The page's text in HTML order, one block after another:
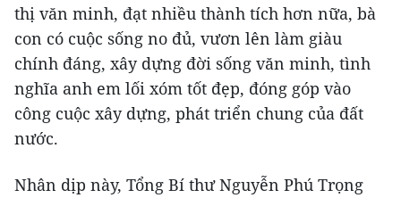
thị văn minh, đạt nhiều thành tích hơn nữa, bà
con có cuộc sống no đủ, vươn lên làm giàu
chính đáng, xây dựng đời sống văn minh, tình
nghĩa anh em lối xóm tốt đẹp, đóng góp vào
công cuộc xây dựng, phát triển chung của đất
nước.
Nhân dịp này, Tổng Bí thư Nguyễn Phú Trọng